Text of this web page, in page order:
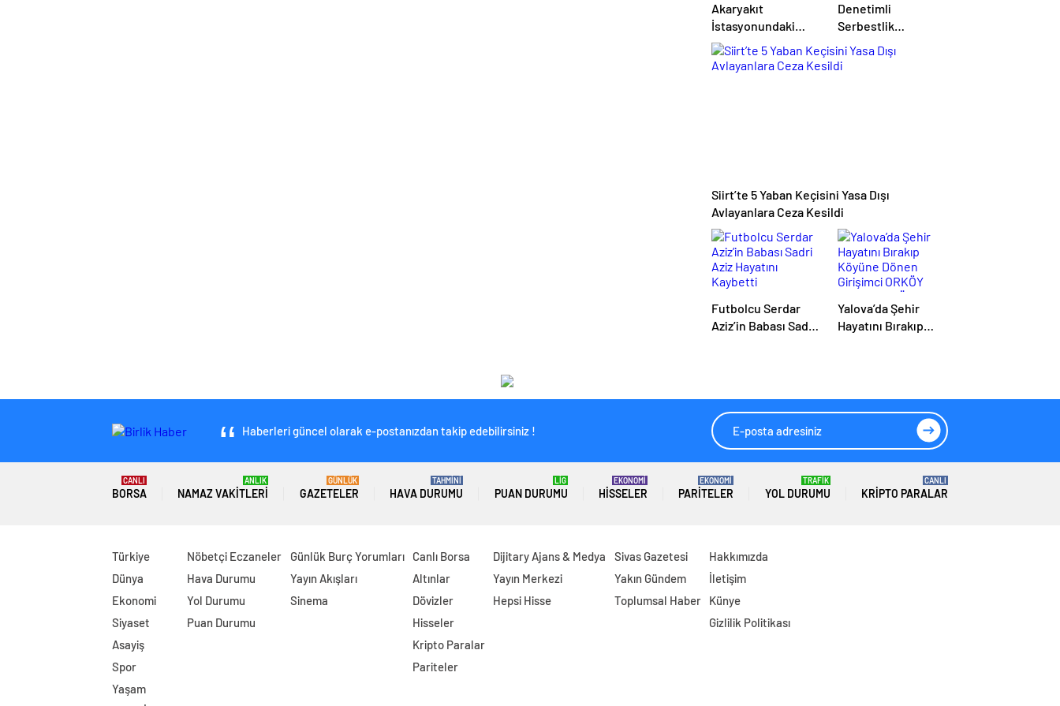
Akaryakıt
İstasyonundaki
Lastik
Tamirhanesinde
Yangın Çıktı
Denetimli
Serbestlik
Yükümlülerinden
Okula Temizlik
Siirt’te 5 Yaban Keçisini Yasa Dışı
Avlayanlara Ceza Kesildi
Futbolcu Serdar
Aziz’in Babası Sadri
Yalova’da Şehir
Hayatını Bırakıp
Haberleri güncel olarak e-postanızdan takip edebilirsiniz !
BORSA
CANLI
NAMAZ VAKITLERI
ANLIK
GAZETELER
GÜNLÜK
HAVA DURUMU
TAHMİNİ
PUAN DURUMU
LİG
HISSELER
EKONOMİ
PARITELER
EKONOMİ
YOL DURUMU
TRAFİK
KRIPTO PARALAR
CANLI
Türkiye
Dünya
Ekonomi
Siyaset
Asayiş
Spor
Yaşam
Nöbetçi Eczaneler
Hava Durumu
Yol Durumu
Puan Durumu
Günlük Burç Yorumları
Yayın Akışları
Sinema
Canlı Borsa
Altınlar
Dövizler
Hisseler
Kripto Paralar
Pariteler
Dijitary Ajans & Medya
Yayın Merkezi
Hepsi Hisse
Sivas Gazetesi
Yakın Gündem
Toplumsal Haber
Hakkımızda
İletişim
Künye
Gizlilik Politikası